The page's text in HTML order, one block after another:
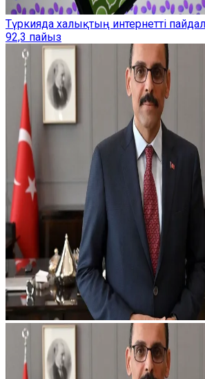
Түркияда халықтың интернетті
92,3 пайыз